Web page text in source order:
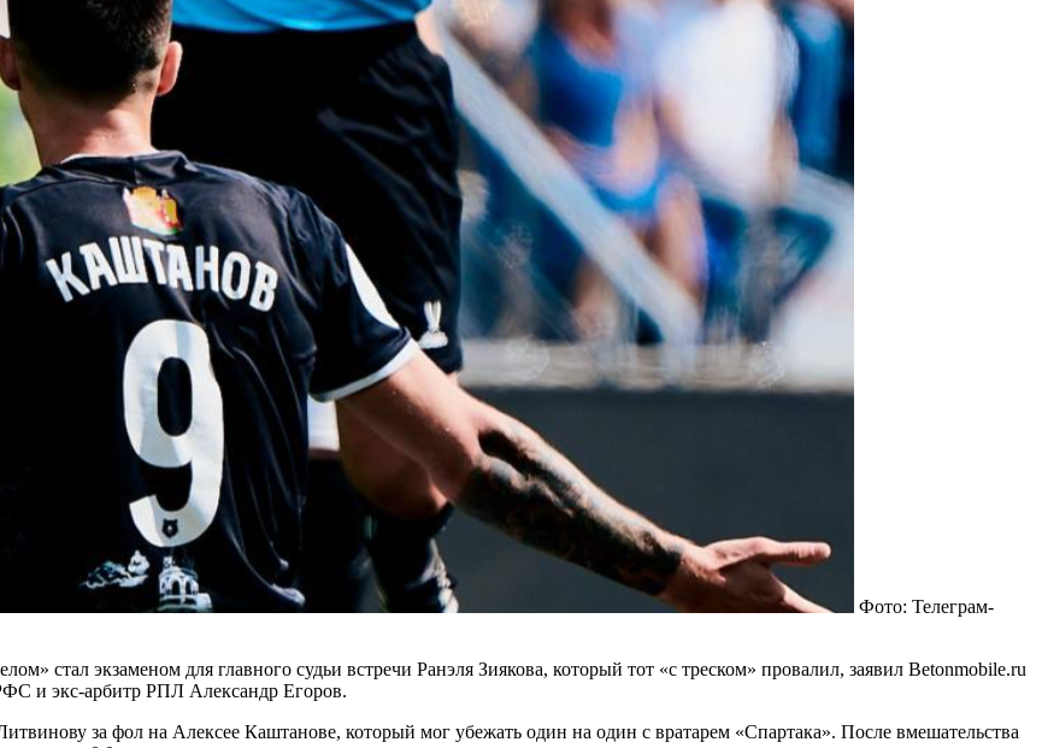
Фото: Телеграм-
стал экзаменом для главного судьи встречи Ранэля Зиякова, который тот «с треском» провалил, заявил Betonmobile.ru
и экс-арбитр РПЛ Александр Егоров.
за фол на Алексее Каштанове, который мог убежать один на один с вратарем «Спартака». После вмешательства